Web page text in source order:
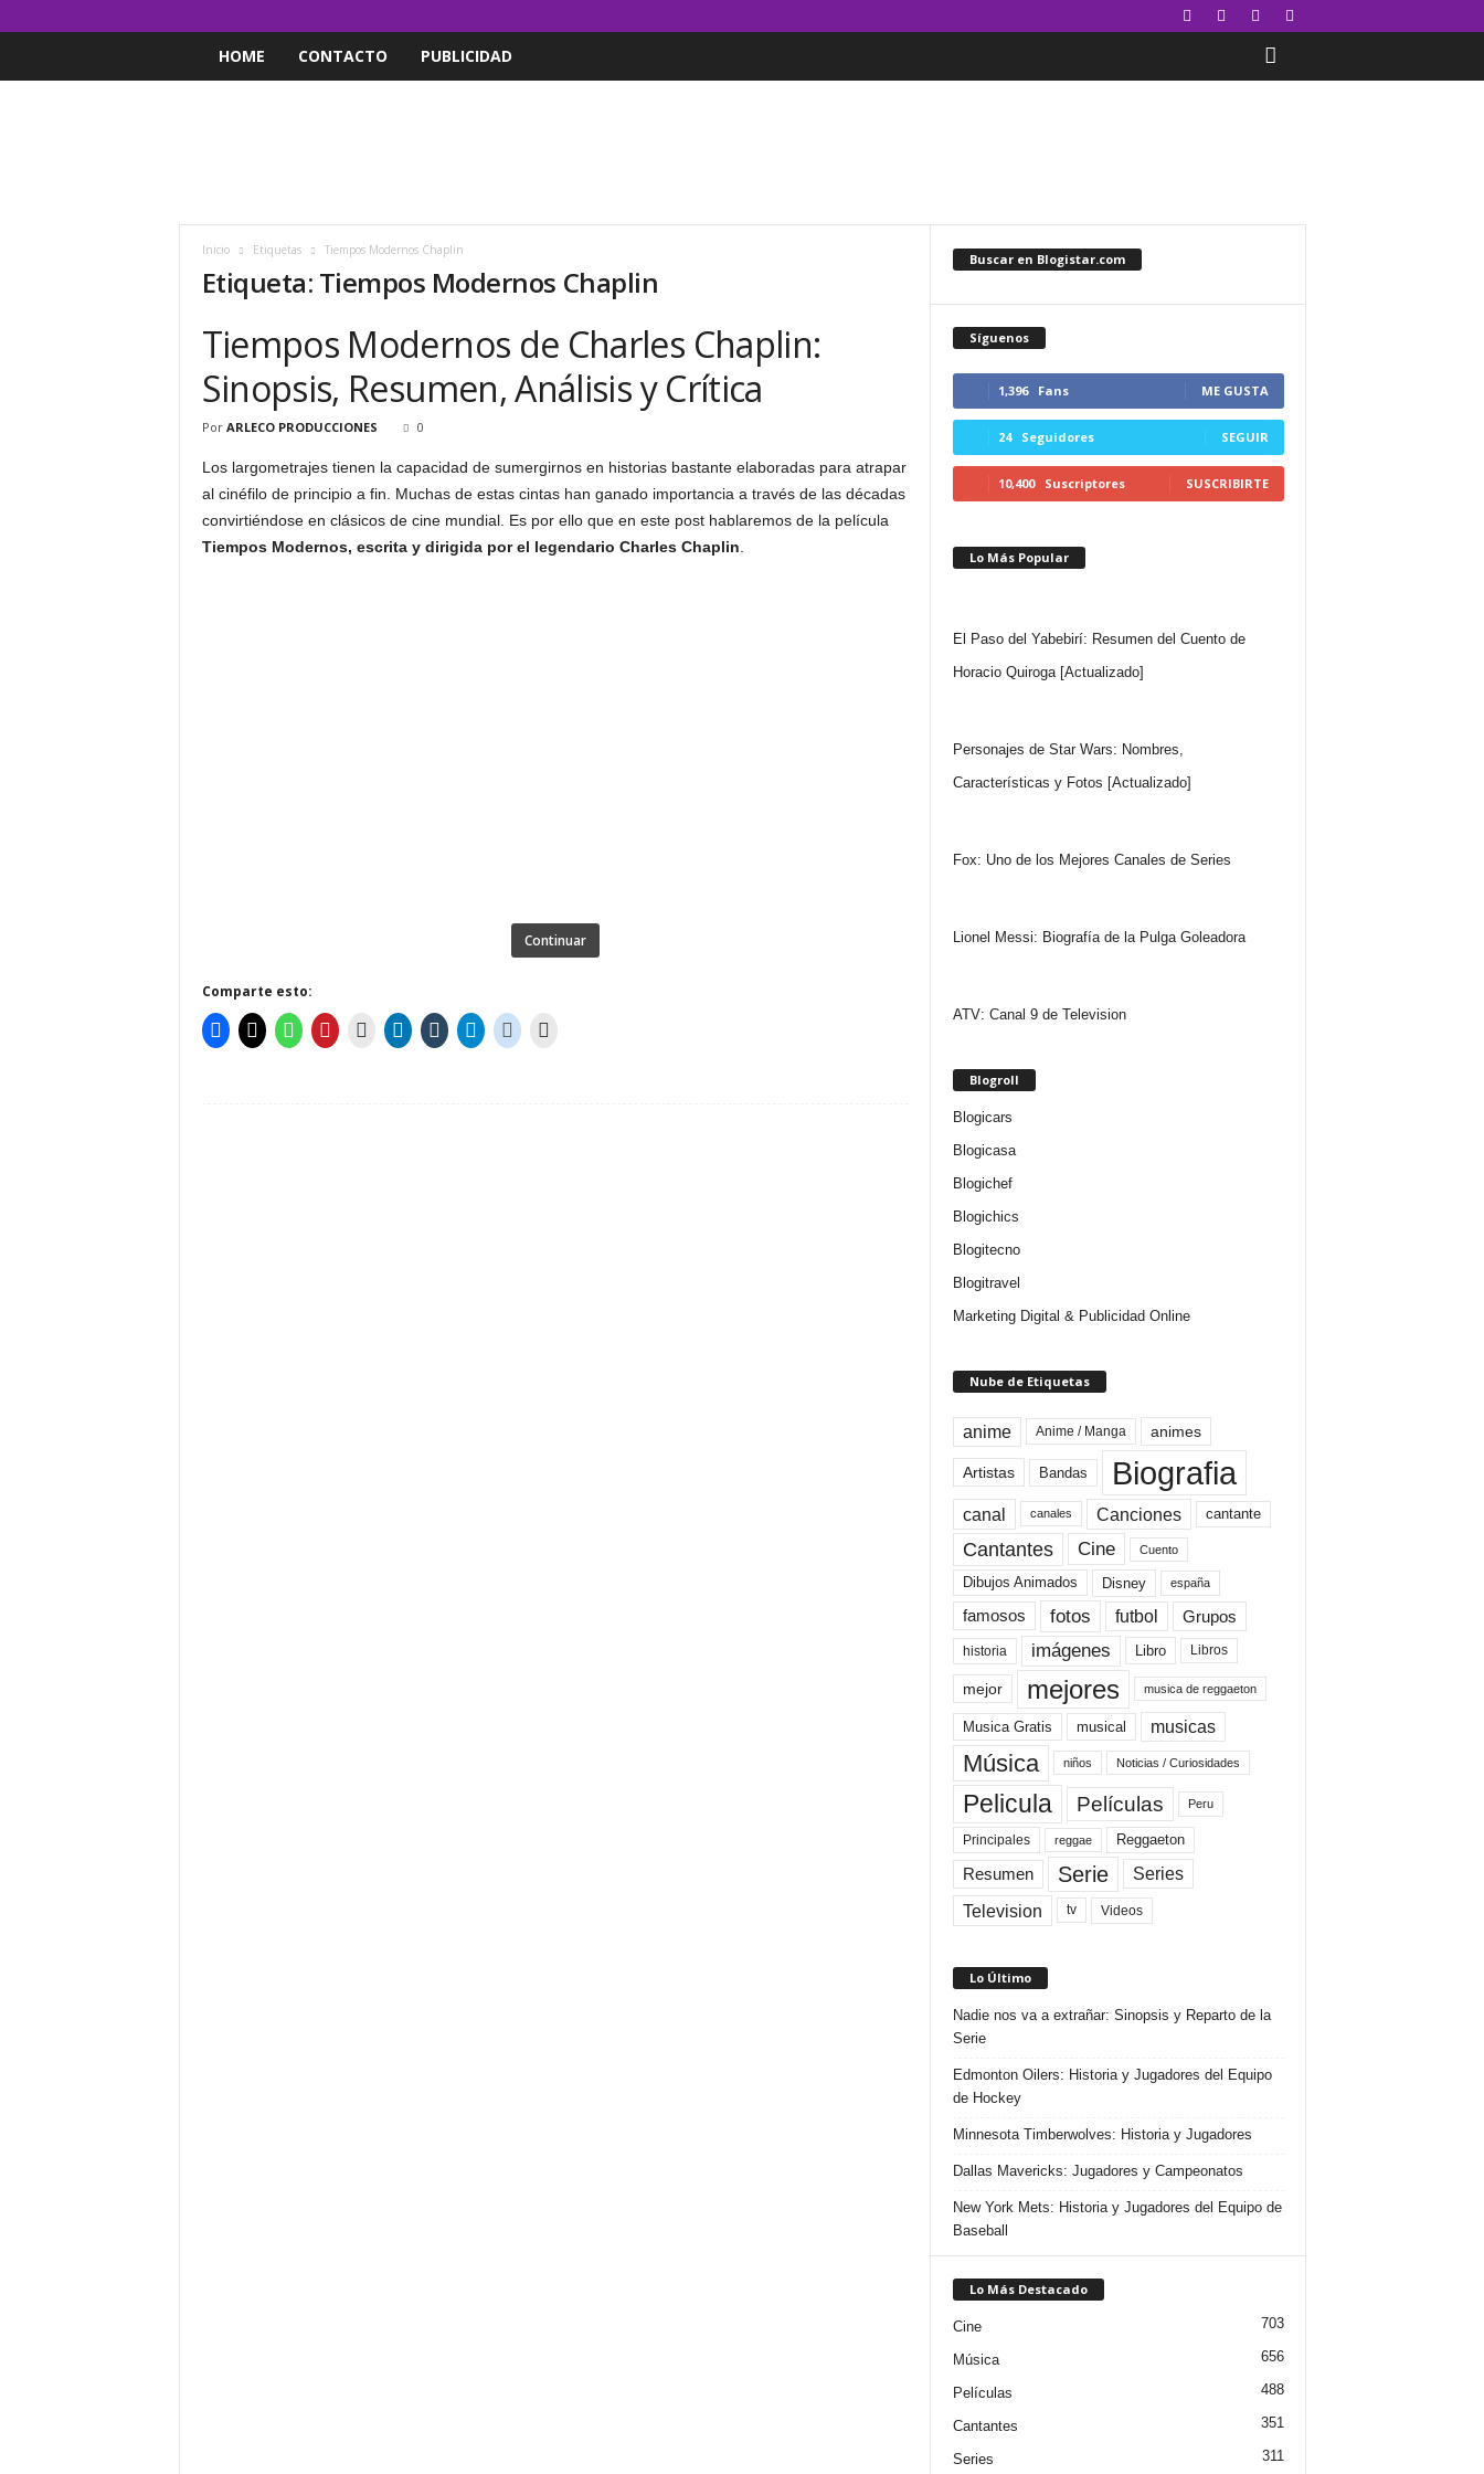
HOME CONTACTO PUBLICIDAD
Inicio Etiquetas Tiempos Modernos Chaplin
Etiqueta: Tiempos Modernos Chaplin
Tiempos Modernos de Charles Chaplin:
Sinopsis, Resumen, Análisis y Crítica
Por ARLECO PRODUCCIONES 0
Los largometrajes tienen la capacidad de sumergirnos en historias bastante elaboradas para atrapar
al cinéfilo de principio a fin. Muchas de estas cintas han ganado importancia a través de las décadas
convirtiéndose en clásicos de cine mundial. Es por ello que en este post hablaremos de la película
Tiempos Modernos, escrita y dirigida por el legendario Charles Chaplin
Continuar
Comparte esto:
Buscar en Blogistar.com
Síguenos
1,396 Fans ME GUSTA
24 Seguidores SEGUIR
10,400 Suscriptores SUSCRIBIRTE
Lo Más Popular
El Paso del Yabebirí: Resumen del Cuento de
Horacio Quiroga [Actualizado]
Personajes de Star Wars: Nombres,
Características y Fotos [Actualizado]
Fox: Uno de los Mejores Canales de Series
Lionel Messi: Biografía de la Pulga Goleadora
ATV: Canal 9 de Television
Blogroll
Blogicars
Blogicasa
Blogichef
Blogichics
Blogitecno
Blogitravel
Marketing Digital & Publicidad Online
Nube de Etiquetas
anime Anime / Manga animes
Artistas Bandas Biografia
canal canales Canciones cantante
Cantantes Cine Cuento
Dibujos Animados Disney españa
famosos fotos futbol Grupos
historia imágenes Libro Libros
mejor mejores musica de reggaeton
Musica Gratis musical musicas
Música niños Noticias / Curiosidades
Pelicula Películas Peru
Principales reggae Reggaeton
Resumen Serie Series
Television tv Videos
Lo Último
Nadie nos va a extrañar: Sinopsis y Reparto de la
Serie
Edmonton Oilers: Historia y Jugadores del Equipo
de Hockey
Minnesota Timberwolves: Historia y Jugadores
Dallas Mavericks: Jugadores y Campeonatos
New York Mets: Historia y Jugadores del Equipo de
Baseball
Lo Más Destacado
Cine 703
Música 656
Películas 488
Cantantes 351
Series 311